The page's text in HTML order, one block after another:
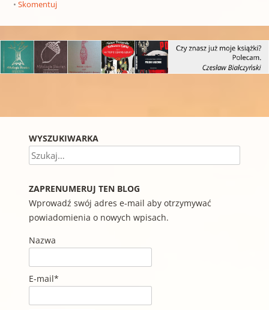
Skomentuj
WYSZUKIWARKA
Szukaj
ZAPRENUMERUJ TEN BLOG
Wprowadź swój adres e-mail aby otrzymywać
powiadomienia o nowych wpisach.
Nazwa
E-mail*